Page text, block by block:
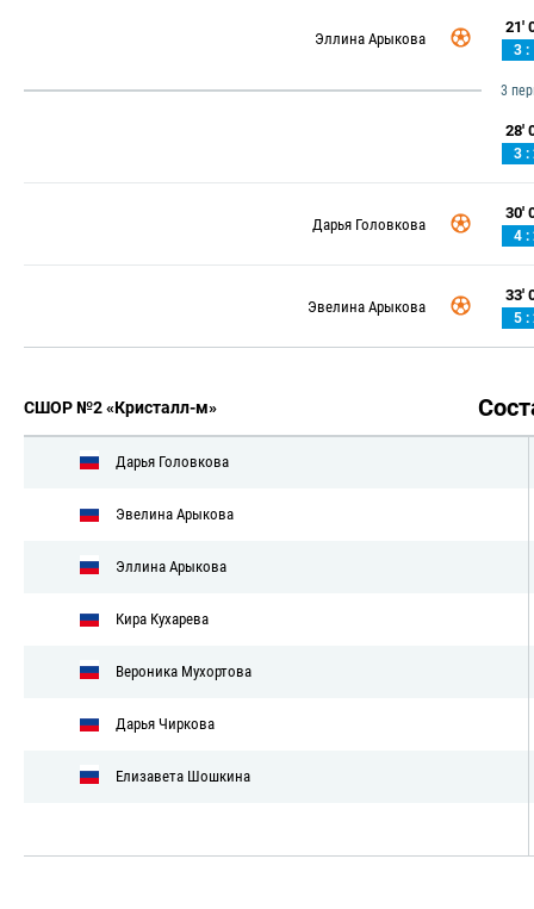
Эллина Арыкова
21'
3 :
3
28'
3 :
Дарья Головкова
30'
4 :
Эвелина Арыкова
33'
5 :
СШОР №2 «Кристалл-м»
Дарья Головкова
Эвелина Арыкова
Эллина Арыкова
Кира Кухарева
Вероника Мухортова
Дарья Чиркова
Елизавета Шошкина